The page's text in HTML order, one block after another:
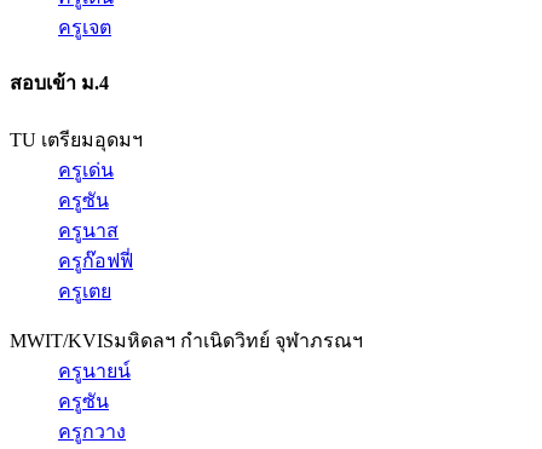
ครูเจต
สอบเข้า ม.4
TU เตรียมอุดมฯ
ครูเด่น
ครูซัน
ครูนาส
ครูก๊อฟฟี่
ครูเตย
MWIT/KVISมหิดลฯ กำเนิดวิทย์ จุฬาภรณฯ
ครูนายน์
ครูซัน
ครูกวาง